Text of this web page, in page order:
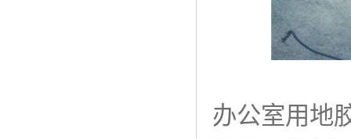
办公室用地